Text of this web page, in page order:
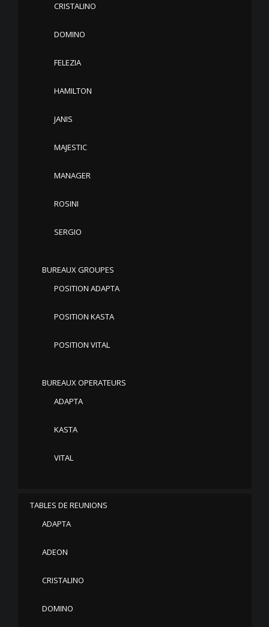
CRISTALINO
DOMINO
FELEZIA
HAMILTON
JANIS
MAJESTIC
MANAGER
ROSINI
SERGIO
BUREAUX GROUPES
POSITION ADAPTA
POSITION KASTA
POSITION VITAL
BUREAUX OPERATEURS
ADAPTA
KASTA
VITAL
TABLES DE REUNIONS
ADAPTA
ADEON
CRISTALINO
DOMINO